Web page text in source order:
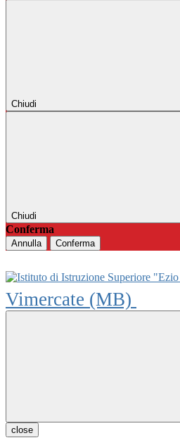
Chiudi
Chiudi
Conferma
Annulla Conferma
Vimercate (MB)
close